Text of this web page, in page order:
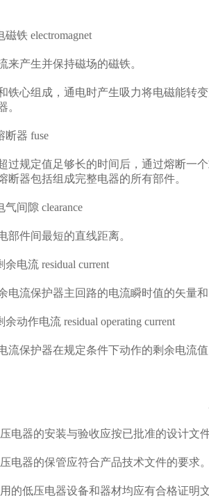
铁 electromagnet
生并保持磁场的磁铁。
组成，通电时产生吸力将电磁能转变
。
器 fuse
定值足够长的时间后，通过熔断一个
断器包括组成完整电器的所有部件。
间隙 clearance
间最短的直线距离。
电流 residual current
保护器主回路的电流瞬时值的矢量和
动作电流 residual operating current
保护器在规定条件下动作的剩余电流值
3
器的安装与验收应按已批准的设计文件
器的保管应符合产品技术文件的要求
低压电器设备和器材均应有合格证明文